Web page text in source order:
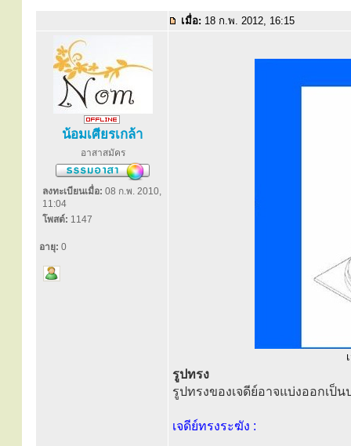
เมื่อ: 18 ก.พ. 2012, 16:15
น้อมเศียรเกล้า
อาสาสมัคร
ลงทะเบียนเมื่อ: 08 ก.พ. 2010,
11:04
โพสต์: 1147
อายุ: 0
รูปทรง
รูปทรงของเจดีย์อาจแบ่งออกเป็น
เจดีย์ทรงระฆัง :